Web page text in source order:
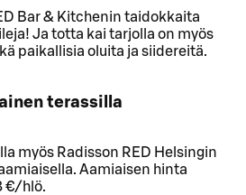
Bar & Kitchenin taidokkaita
Ja totta kai tarjolla on myös
paikallisia oluita ja siidereitä.
terassilla
myös Radisson RED Helsingin
Aamiaisen hinta
€/hlö.